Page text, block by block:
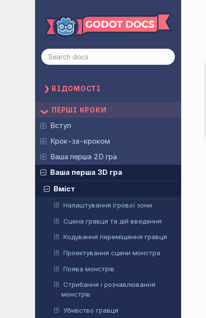
ВІДОМОСТІ
ПЕРШІ КРОКИ
Вступ
Крок-за-кроком
Ваша перша 2D гра
Ваша перша 3D гра
Вміст
Налаштування ігрової зони
Сцена гравця та дій введення
Кодування переміщення гравця
Проектування сцени монстра
Поява монстрів
Стрибання і розчавлювання
монстрів
Убивство гравця